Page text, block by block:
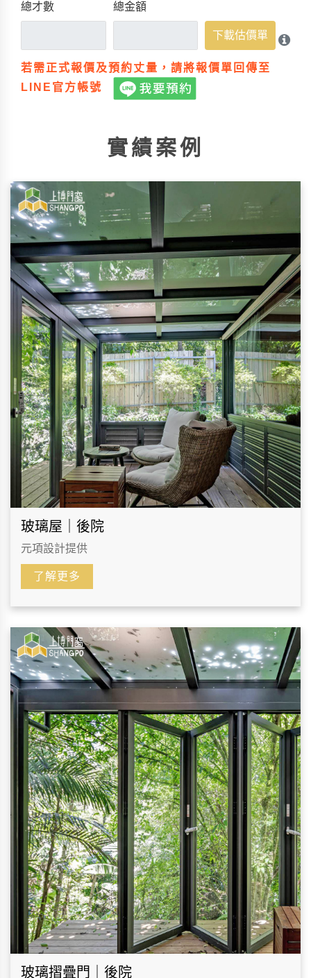
總才數 總金額
下載估價單
若需正式報價及預約丈量，請將報價單回傳至
LINE官方帳號
實績案例
玻璃屋｜後院
元項設計提供
了解更多
玻璃摺疊門｜後院